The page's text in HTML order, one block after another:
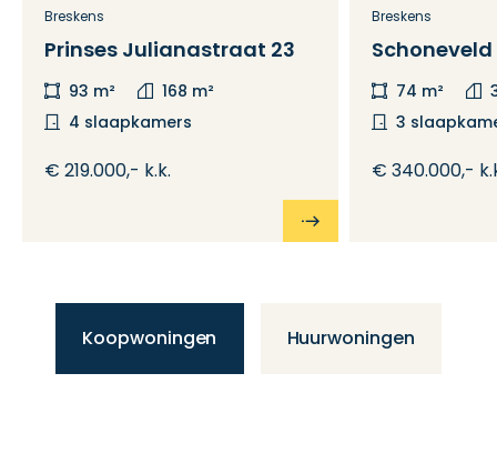
Breskens
Prinses Julianastraat 23
93 m²
168 m²
4 slaapkamers
€ 219.000,- k.k.
Breskens
Schoneveld
74 m²
3
€ 340.000,-
Koopwoningen Huurwoningen